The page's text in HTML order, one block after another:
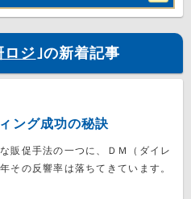
ロジ｣の新着記事
ング成功の秘訣
販促手法の一つに、ＤＭ（ダイレ
その反響率は落ちてきています。